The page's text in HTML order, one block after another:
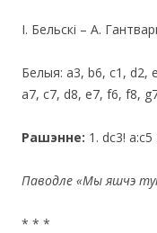
І. Бельскі – А.
Белыя: a3, b6, c1, d2,
a7, c7, d8, e7, f6, f8,
Рашэнне: 1. dc3!
Паводле «Мы яшчэ
* * *